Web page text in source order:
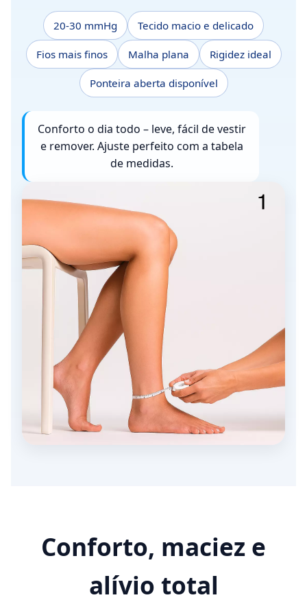
20-30 mmHg Tecido macio e delicado
Fios mais finos Malha plana Rigidez ideal
Ponteira aberta disponível
Conforto o dia todo – leve, fácil de vestir
e remover. Ajuste perfeito com a tabela
de medidas.
Conforto, maciez e
alívio total